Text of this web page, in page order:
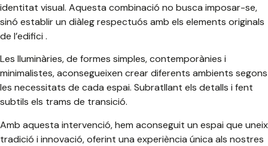
identitat visual. Aquesta combinació no busca imposar-se,
sinó establir un diàleg respectuós amb els elements originals
de l’edifici .
Les lluminàries, de formes simples, contemporànies i
minimalistes, aconsegueixen crear diferents ambients segons
les necessitats de cada espai. Subratllant els detalls i fent
subtils els trams de transició.
Amb aquesta intervenció, hem aconseguit un espai que uneix
tradició i innovació, oferint una experiència única als nostres